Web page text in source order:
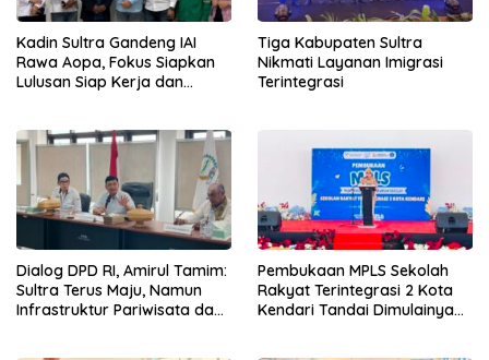
Kadin Sultra Gandeng IAI
Rawa Aopa, Fokus Siapkan
Lulusan Siap Kerja dan
Tiga Kabupaten Sultra
Nikmati Layanan Imigrasi
Terintegrasi
Dialog DPD RI, Amirul Tamim:
Sultra Terus Maju, Namun
Infrastruktur Pariwisata dan
Pembukaan MPLS Sekolah
Rakyat Terintegrasi 2 Kota
Kendari Tandai Dimulainya